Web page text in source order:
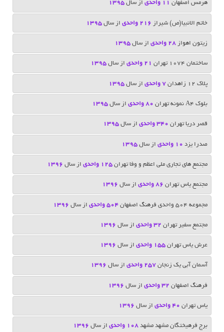
هرمس اصفهان 11 واحدی از سال 1395
خاتم الانبیا(ص) شیراز 216 واحدی از سال 1395
زیتون اهواز 28 واحدی از سال 1395
ساختمان 1074 تهران 21 واحدی از سال 1395
پلاک 12 زاهدان 7 واحدی از سال 1395
بلوک A4 نمونه تهران 80 واحدی از سال 1395
قصر دریا تهران 340 واحدی از سال 1395
صدرا یزد 10 واحدی از سال 1395
مجتمع های تجاری ملی اعظم و وفا تهران 125 واحدی از سال 1396
مجتمع یاس تهران 86 واحدی از سال 1396
مجموعه ۵۰۴ واحدی فرهنگ اصفهان 504 واحدی از سال 1396
مجتمع سفیر تهران 32 واحدی از سال 1396
عرش یاس تهران 155 واحدی از سال 1396
آسمان آبی یک زنجان 257 واحدی از سال 1396
فرهنگ اصفهان 32 واحدی از سال 1396
یاس تهران 40 واحدی از سال 1396
برج فرهیختگان مشهد مشهد 108 واحدی از سال 1396